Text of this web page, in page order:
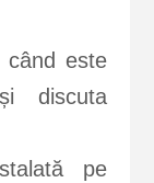
este
discuta
pe